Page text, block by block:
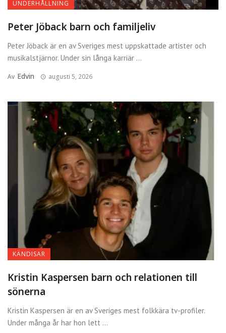
UNDERHÅLLNING
Peter Jöback barn och familjeliv
Peter Jöback är en av Sveriges mest uppskattade artister och
musikalstjärnor. Under sin långa karriär ...
Av Edvin augusti 5, 2026
KÄNDISAR
Kristin Kaspersen barn och relationen till
sönerna
Kristin Kaspersen är en av Sveriges mest folkkära tv-profiler.
Under många år har hon lett ...